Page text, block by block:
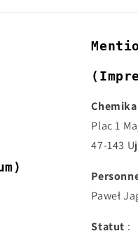
Plac 1
47-143
Paweł
Statut :